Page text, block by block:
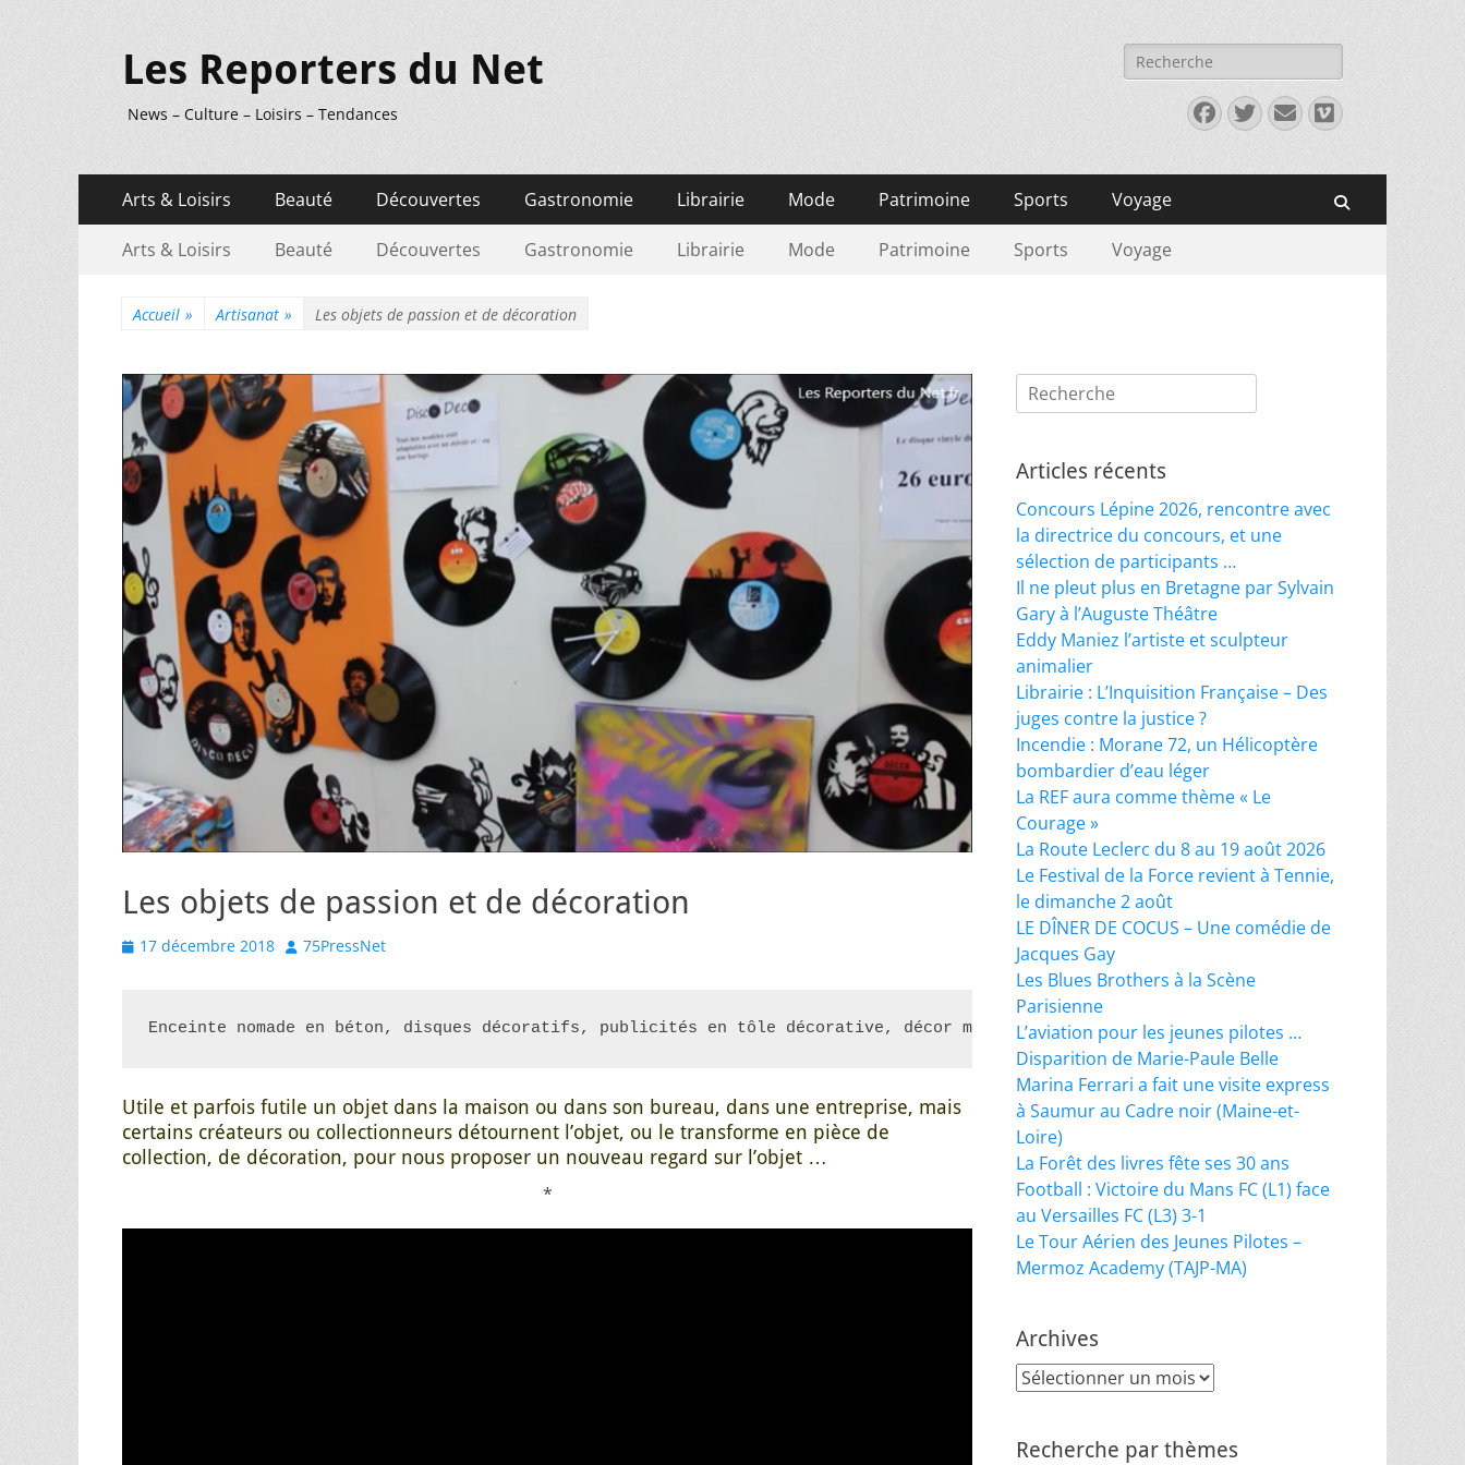
Les Reporters du Net
News – Culture – Loisirs – Tendances
Rechercher :
Facebook
Twitter
E-
mail
Vimeo
Menu
principal
contenu
Arts & Loisirs Beauté Découvertes Gastronomie Librairie Mode Patrimoine Sports Voyage
Menu
Arts & Loisirs Beauté Découvertes Gastronomie Librairie Mode Patrimoine Sports Voyage
Accueil » Artisanat » Les objets de passion et de décoration
Les objets de passion et de décoration
Posted
17 décembre 2018 Author
75PressNet
Enceinte nomade en béton, disques décoratifs, publicités en tôle décorative, décor mural lumineux et intelligent, décor de
Utile et parfois futile un objet dans la maison ou dans son bureau, dans une entreprise, mais
certains créateurs ou collectionneurs détournent l’objet, ou le transforme en pièce de
collection, de décoration, pour nous proposer un nouveau regard sur l’objet …
*
Rechercher :
Articles récents
Concours Lépine 2026, rencontre avec
la directrice du concours, et une
sélection de participants …
Il ne pleut plus en Bretagne par Sylvain
Gary à l’Auguste Théâtre
Eddy Maniez l’artiste et sculpteur
animalier
Librairie : L’Inquisition Française – Des
juges contre la justice ?
Incendie : Morane 72, un Hélicoptère
bombardier d’eau léger
La REF aura comme thème « Le
Courage »
La Route Leclerc du 8 au 19 août 2026
Le Festival de la Force revient à Tennie,
le dimanche 2 août
LE DÎNER DE COCUS – Une comédie de
Jacques Gay
Les Blues Brothers à la Scène
Parisienne
L’aviation pour les jeunes pilotes …
Disparition de Marie-Paule Belle
Marina Ferrari a fait une visite express
à Saumur au Cadre noir (Maine-et-
Loire)
La Forêt des livres fête ses 30 ans
Football : Victoire du Mans FC (L1) face
au Versailles FC (L3) 3-1
Le Tour Aérien des Jeunes Pilotes –
Mermoz Academy (TAJP-MA)
Archives
Archives
Recherche par thèmes